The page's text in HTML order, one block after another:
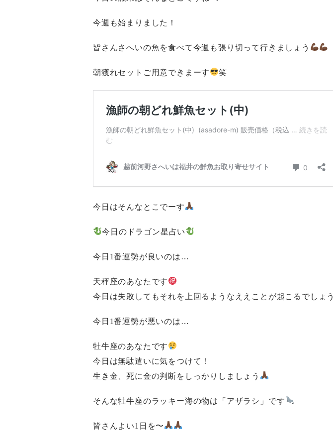
今週も始まりました！
皆さんさへいの魚を食べて今週も張り切って行きましょう
朝獲れセットご用意できまーす 笑
今日はそんなとこでーす
今日のドラゴン星占い
今日1番運勢が良いのは…
天秤座のあなたです
今日は失敗してもそれを上回るようなええことが起こるでしょう
今日1番運勢が悪いのは…
牡牛座のあなたです
今日は無駄遣いに気をつけて！
生き金、死に金の判断をしっかりしましょう
そんな牡牛座のラッキー海の物は「アザラシ」です
皆さんよい1日を〜